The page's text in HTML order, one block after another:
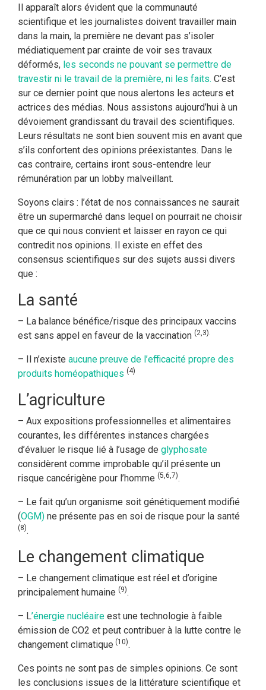
Il apparaît alors évident que la communauté
scientifique et les journalistes doivent travailler main
dans la main, la première ne devant pas s’isoler
médiatiquement par crainte de voir ses travaux
déformés, les seconds ne pouvant se permettre de
travestir ni le travail de la première, ni les faits. C’est
sur ce dernier point que nous alertons les acteurs et
actrices des médias. Nous assistons aujourd’hui à un
dévoiement grandissant du travail des scientifiques.
Leurs résultats ne sont bien souvent mis en avant que
s’ils confortent des opinions préexistantes. Dans le
cas contraire, certains iront sous-entendre leur
rémunération par un lobby malveillant.
Soyons clairs : l’état de nos connaissances ne saurait
être un supermarché dans lequel on pourrait ne choisir
que ce qui nous convient et laisser en rayon ce qui
contredit nos opinions. Il existe en effet des
consensus scientifiques sur des sujets aussi divers
que :
La santé
– La balance bénéfice/risque des principaux vaccins
est sans appel en faveur de la vaccination (2,3).
– Il n’existe aucune preuve de l’efficacité propre des
produits homéopathiques (4)
L’agriculture
– Aux expositions professionnelles et alimentaires
courantes, les différentes instances chargées
d’évaluer le risque lié à l’usage de glyphosate
considèrent comme improbable qu’il présente un
risque cancérigène pour l’homme (5,6,7).
– Le fait qu’un organisme soit génétiquement modifié
(OGM) ne présente pas en soi de risque pour la santé
(8).
Le changement climatique
– Le changement climatique est réel et d’origine
principalement humaine (9).
– L’énergie nucléaire est une technologie à faible
émission de CO2 et peut contribuer à la lutte contre le
changement climatique (10).
Ces points ne sont pas de simples opinions. Ce sont
les conclusions issues de la littérature scientifique et